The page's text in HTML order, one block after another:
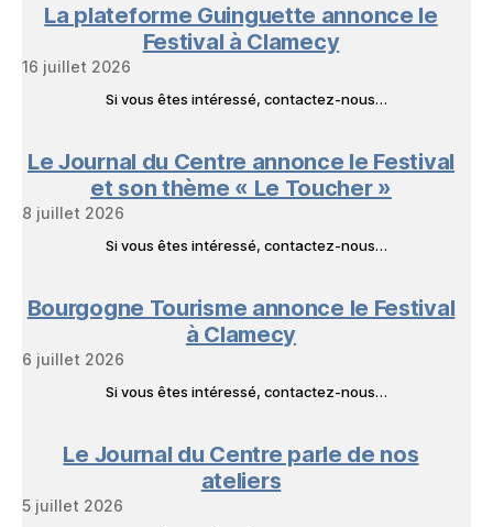
La plateforme Guinguette annonce le
Festival à Clamecy
16 juillet 2026
Si vous êtes intéressé, contactez-nous…
Le Journal du Centre annonce le Festival
et son thème « Le Toucher »
8 juillet 2026
Si vous êtes intéressé, contactez-nous…
Bourgogne Tourisme annonce le Festival
à Clamecy
6 juillet 2026
Si vous êtes intéressé, contactez-nous…
Le Journal du Centre parle de nos
ateliers
5 juillet 2026